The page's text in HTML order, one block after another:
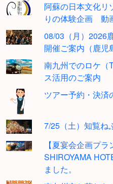
阿蘇の日本文化リ
りの体験企画 動
08/03（月）2026
開催ご案内（鹿児
南九州でのロケ（
ス活用のご案内
ツアー予約・決済
7/25（土）知覧ね
【夏宴会企画プラ
SHIROYAMA
ました。